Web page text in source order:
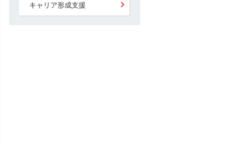
キャリア形成支援